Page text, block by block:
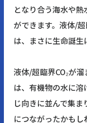
となり合う海水や
ができます。液体/
は、まさに生命誕生
液体/超臨界CO₂が
は、有機物の水に
じ向きに並んで集
につながったかも